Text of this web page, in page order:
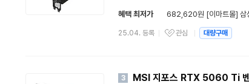
혜택 최저가 682,620원 [이마트몰] 삼
25.04. 등록 관심 대량구매
3 MSI 지포스 RTX 5060 Ti